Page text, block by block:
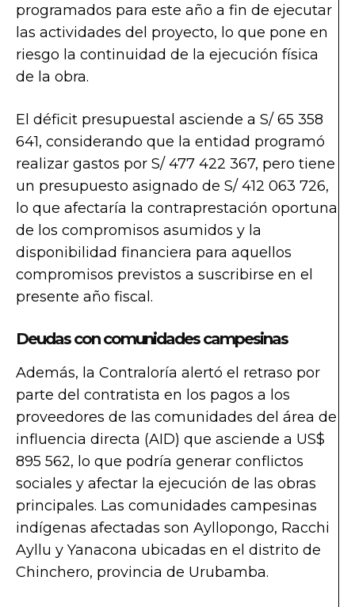
programados para este año a fin de ejecutar
las actividades del proyecto, lo que pone en
riesgo la continuidad de la ejecución física
de la obra.
El déficit presupuestal asciende a S/ 65 358
641, considerando que la entidad programó
realizar gastos por S/ 477 422 367, pero tiene
un presupuesto asignado de S/ 412 063 726,
lo que afectaría la contraprestación oportuna
de los compromisos asumidos y la
disponibilidad financiera para aquellos
compromisos previstos a suscribirse en el
presente año fiscal.
Deudas con comunidades campesinas
Además, la Contraloría alertó el retraso por
parte del contratista en los pagos a los
proveedores de las comunidades del área de
influencia directa (AID) que asciende a US$
895 562, lo que podría generar conflictos
sociales y afectar la ejecución de las obras
principales. Las comunidades campesinas
indígenas afectadas son Ayllopongo, Racchi
Ayllu y Yanacona ubicadas en el distrito de
Chinchero, provincia de Urubamba.